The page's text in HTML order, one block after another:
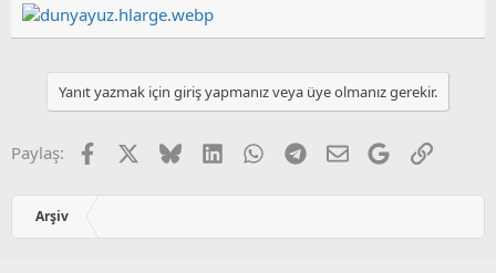
Yanıt yazmak için giriş yapmanız veya üye olmanız gerekir.
Paylaş: Facebook BlueskyLinkedInWhatsApp
Telegram
E-postaGoogleLink
Arşiv